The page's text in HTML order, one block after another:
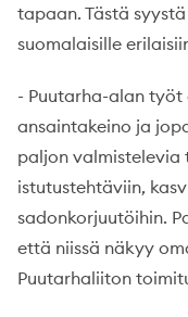
tapaan. Tästä
suomalaisille
- Puutarha-alan
ansaintakeino ja
paljon valmistelevia
istutustehtäviin,
sadonkorjuutöihin.
että niissä näkyy
Puutarhaliiton